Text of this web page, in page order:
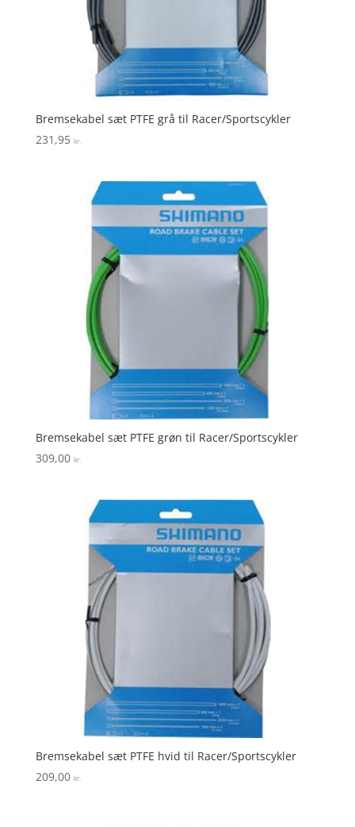
Bremsekabel sæt PTFE grå til Racer/Sportscykler
231,95 kr.
Bremsekabel sæt PTFE grøn til Racer/Sportscykler
309,00 kr.
Bremsekabel sæt PTFE hvid til Racer/Sportscykler
209,00 kr.